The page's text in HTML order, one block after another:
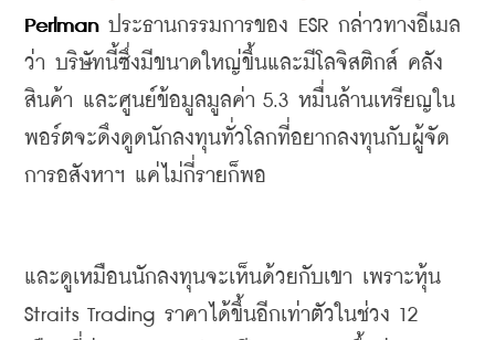
Perlman ประธานกรรมการของ ESR กล่าวทางอีเมล
ว่า บริษัทนี้ซึ่งมีขนาดใหญ่ขึ้นและมีโลจิสติกส์ คลัง
สินค้า และศูนย์ข้อมูลมูลค่า 5.3 หมื่นล้านเหรียญใน
พอร์ตจะดึงดูดนักลงทุนทั่วโลกที่อยากลงทุนกับผู้จัด
การอสังหาฯ แค่ไม่กี่รายก็พอ
และดูเหมือนนักลงทุนจะเห็นด้วยกับเขา เพราะหุ้น
Straits Trading ราคาได้ขึ้นอีกเท่าตัวในช่วง